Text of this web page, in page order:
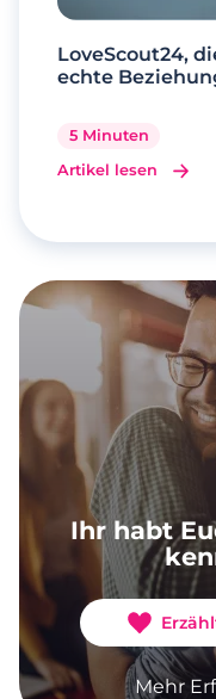
LoveScout24,
echte
5 Minuten
Artikel lesen
Ihr habt
Mehr